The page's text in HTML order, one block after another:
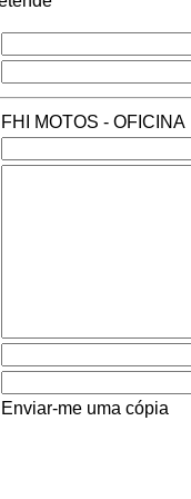
FHI MOTOS - OFICINA
Enviar-me uma cópia